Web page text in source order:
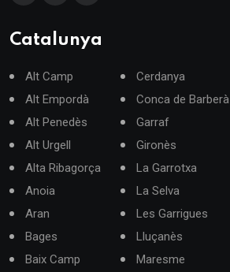
Catalunya
Alt Camp
Alt Empordà
Alt Penedès
Alt Urgell
Alta Ribagorça
Anoia
Aran
Bages
Baix Camp
Cerdanya
Conca de Barberà
Garraf
Gironès
La Garrotxa
La Selva
Les Garrigues
Lluçanès
Maresme